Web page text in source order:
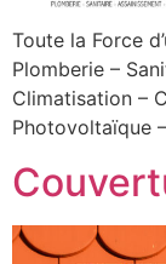
Toute la Force
Plomberie –
Climatisation –
Photovoltaïque